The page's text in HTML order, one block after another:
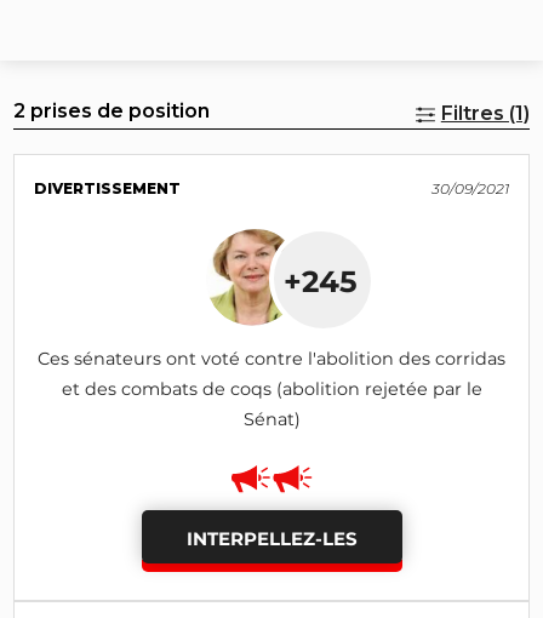
2 prises de position Filtres (1)
DIVERTISSEMENT 30/09/2021
+245
Ces sénateurs ont voté contre l'abolition des corridas
et des combats de coqs (abolition rejetée par le
Sénat)
INTERPELLEZ-LES